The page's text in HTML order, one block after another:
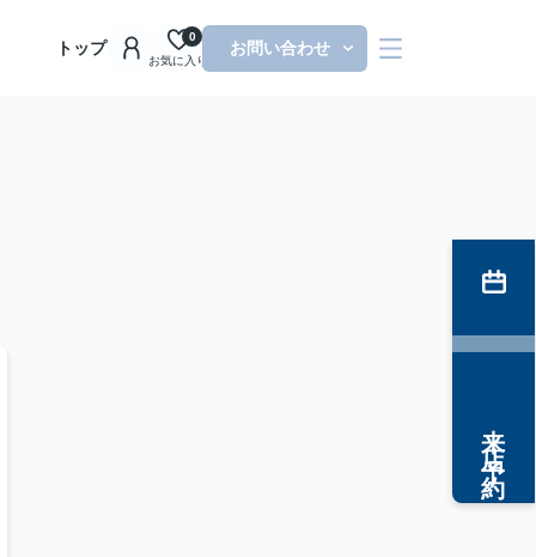
トップ
お気に入り
0
お問い合わせ
来店予約